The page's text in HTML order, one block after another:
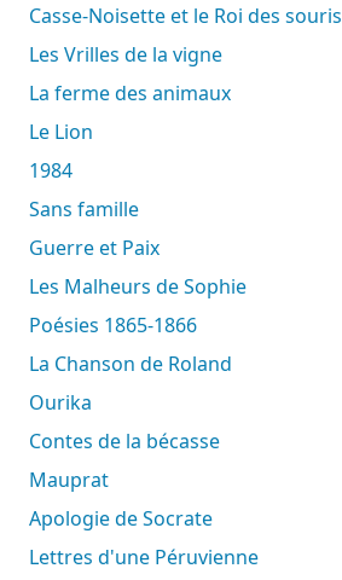
Casse-Noisette et le Roi des souris
Les Vrilles de la vigne
La ferme des animaux
Le Lion
1984
Sans famille
Guerre et Paix
Les Malheurs de Sophie
Poésies 1865-1866
La Chanson de Roland
Ourika
Contes de la bécasse
Mauprat
Apologie de Socrate
Lettres d'une Péruvienne